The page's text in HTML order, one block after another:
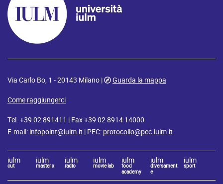
Via Carlo Bo, 1 - 20143 Milano |
Guarda la mappa
Come raggiungerci
Tel. +39 02 891411 | Fax +39 02 8914 14000
E-mail: infopoint@iulm.it | PEC: protocollo@pec.iulm.it
iulm
cut
iulm
master x
iulm
radio
iulm
movie lab
iulm
food
academy
iulm
diversament
e
iulm
sport